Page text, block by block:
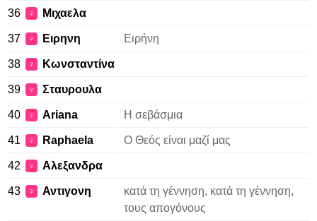
36 ♀ Μιχαελα
37 ♀ Ειρηνη Ειρήνη
38 ♀ Κωνσταντίνα
39 ♀ Σταυρουλα
40 ♀ Ariana Η σεβάσμια
41 ♀ Raphaela Ο Θεός είναι μαζί μας
42 ♀ Αλεξανδρα
43 ♀ Αντιγονη
κατά τη γέννηση, κατά τη γέννηση,
τους απογόνους